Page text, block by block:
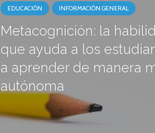
EDUCACIÓN INFORMACIÓN GENERAL
Metacognición: la
que ayuda a los
a aprender de manera
autónoma